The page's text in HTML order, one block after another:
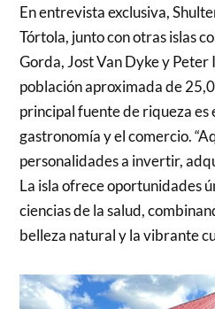
En entrevista exclusiva,
Tórtola, junto con otras islas
Gorda, Jost Van Dyke y Peter
población aproximada de
principal fuente de riqueza es
gastronomía y el comercio.
personalidades a invertir,
La isla ofrece oportunidades
ciencias de la salud,
belleza natural y la vibrante